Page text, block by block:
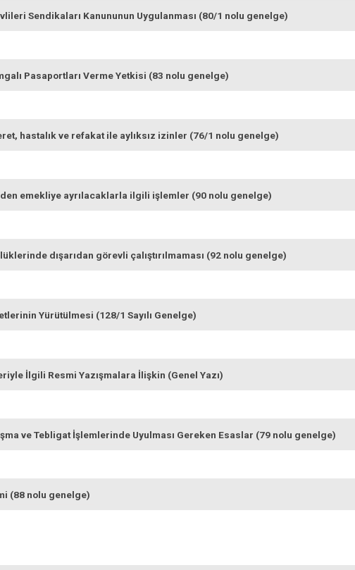
Sendikaları Kanununun Uygulanması (80/1 nolu genelge)
Pasaportları Verme Yetkisi (83 nolu genelge)
hastalık ve refakat ile aylıksız izinler (76/1 nolu genelge)
emekliye ayrılacaklarla ilgili işlemler (90 nolu genelge)
dışarıdan görevli çalıştırılmaması (92 nolu genelge)
Yürütülmesi (128/1 Sayılı Genelge)
İlgili Resmi Yazışmalara İlişkin (Genel Yazı)
ve Tebligat İşlemlerinde Uyulması Gereken Esaslar (79 nolu genelge)
(88 nolu genelge)